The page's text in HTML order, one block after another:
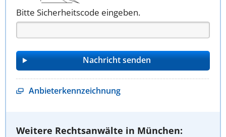
Bitte Sicherheitscode eingeben.
Anbieterkennzeichnung
Weitere Rechtsanwälte in München: